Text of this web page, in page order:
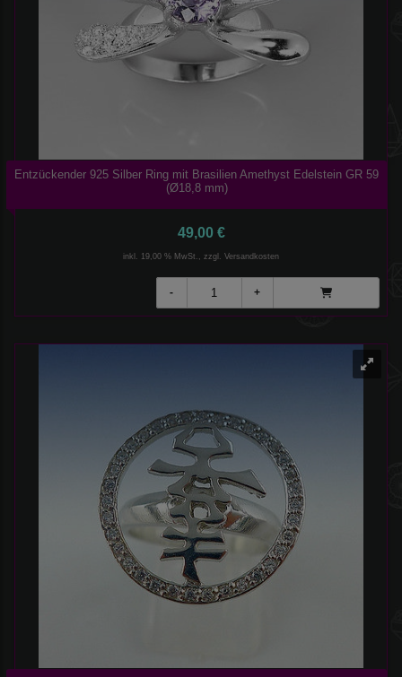
Entzückender 925 Silber Ring mit Brasilien Amethyst Edelstein GR 59
(Ø18,8 mm)
49,00 €
inkl. 19,00 % MwSt., zzgl. Versandkosten